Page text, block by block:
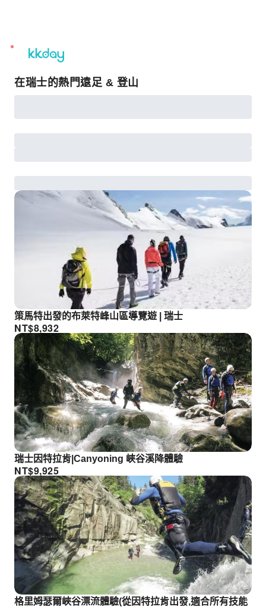
unread
notifications
在瑞士的熱門遠足 & 登山
策馬特出發的布萊特峰山區導覽遊 | 瑞士
NT$8,932
瑞士因特拉肯|Canyoning 峽谷溪降體驗
NT$9,925
格里姆瑟爾峽谷漂流體驗(從因特拉肯出發,適合所有技能